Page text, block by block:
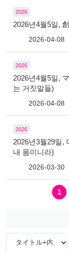
2026
2026년4월5일,
2026-04-08
2026
2026년4월5일,
는 거짓말들)
2026-04-08
2026
2026년3월29일,
내 몸이니라)
2026-03-30
1